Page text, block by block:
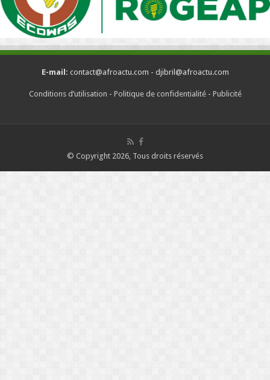
E-mail: contact@afroactu.com - djibril@afroactu.com
Conditions d’utilisation - Politique de confidentialité- Publicité
© Copyright 2026, Tous droits réservés